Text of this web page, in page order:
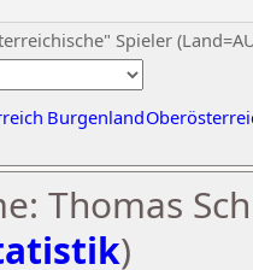
Spieler
Burgenland
Thomas
)